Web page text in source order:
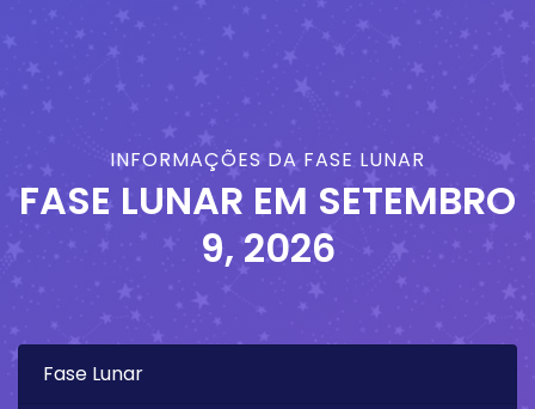
INFORMAÇÕES DA FASE LUNAR
FASE LUNAR EM SETEMBRO
9, 2026
Fase Lunar